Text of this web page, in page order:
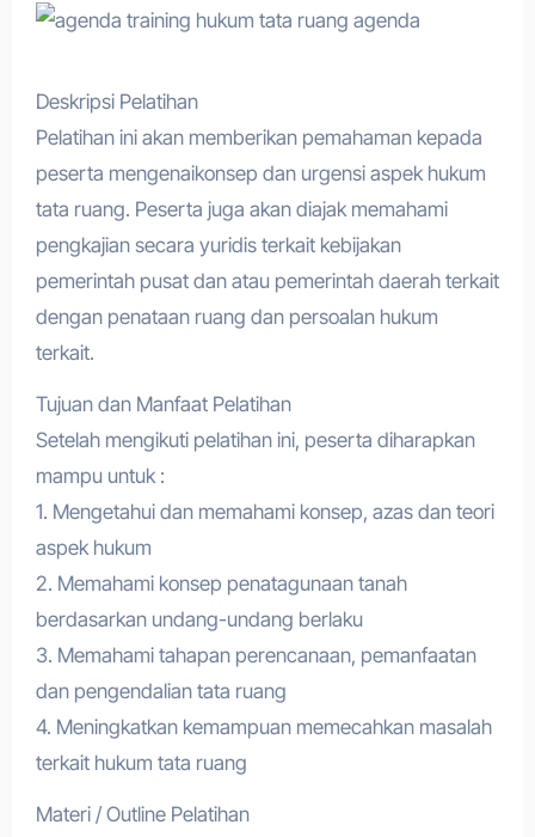
Deskripsi Pelatihan
Pelatihan ini akan memberikan pemahaman kepada
peserta mengenaikonsep dan urgensi aspek hukum
tata ruang. Peserta juga akan diajak memahami
pengkajian secara yuridis terkait kebijakan
pemerintah pusat dan atau pemerintah daerah terkait
dengan penataan ruang dan persoalan hukum
terkait.
Tujuan dan Manfaat Pelatihan
Setelah mengikuti pelatihan ini, peserta diharapkan
mampu untuk :
1. Mengetahui dan memahami konsep, azas dan teori
aspek hukum
2. Memahami konsep penatagunaan tanah
berdasarkan undang-undang berlaku
3. Memahami tahapan perencanaan, pemanfaatan
dan pengendalian tata ruang
4. Meningkatkan kemampuan memecahkan masalah
terkait hukum tata ruang
Materi / Outline Pelatihan